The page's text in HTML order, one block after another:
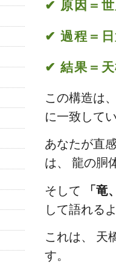
✔ 原因＝
✔ 過程＝
✔ 結果＝
この構造は
に一致して
あなたが直
は、 龍の胴
そして
「竜
して語れる
これは、 天
す。